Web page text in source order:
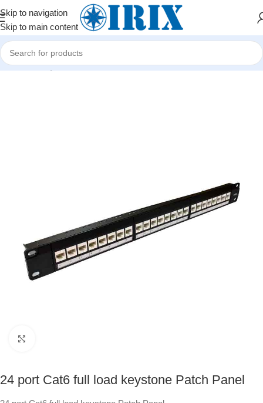
Skip to navigation
Skip to main content
Home/Shop/Şəbəkə avadanlıqları/Rack və Patch Panel
24 port Cat6 full load keystone Patch Panel